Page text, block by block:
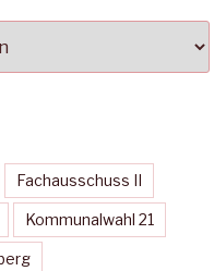
Fachausschuss II
Kommunalwahl 21